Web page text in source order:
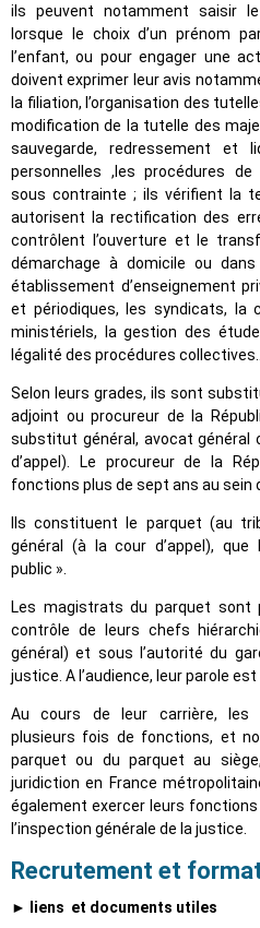
ils peuvent notamment saisir
lorsque le choix d’un prénom
l’enfant, ou pour engager une
doivent exprimer leur avis
la filiation, l’organisation des
modification de la tutelle des
sauvegarde, redressement et
personnelles ,les procédures
sous contrainte ; ils vérifient la
autorisent la rectification des
contrôlent l’ouverture et le
démarchage à domicile ou dans
établissement d’enseignement
et périodiques, les syndicats, la
ministériels, la gestion des
légalité des procédures collectives....
Selon leurs grades, ils sont
adjoint ou procureur de la
substitut général, avocat général
d’appel). Le procureur de la
fonctions plus de sept ans au sein
Ils constituent le parquet (au
général (à la cour d’appel), que
public ».
Les magistrats du parquet
contrôle de leurs chefs
général) et sous l’autorité du
justice. A l’audience, leur parole est
Au cours de leur carrière, les
plusieurs fois de fonctions, et
parquet ou du parquet au
juridiction en France
également exercer leurs
l’inspection générale de la justice.
Recrutement et
► liens et documents utiles